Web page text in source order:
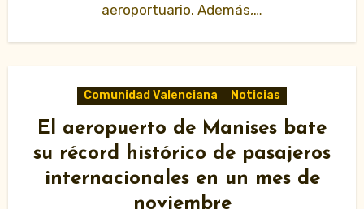
aeroportuario. Además,…
Comunidad Valenciana Noticias
El aeropuerto de Manises bate
su récord histórico de pasajeros
internacionales en un mes de
noviembre